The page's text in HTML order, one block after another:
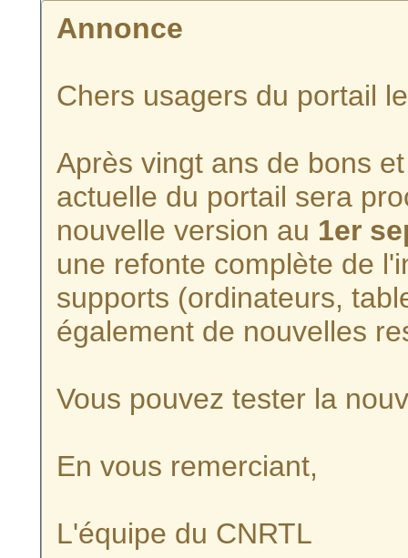
Annonce
Chers usagers du portail
Après vingt ans de bons
actuelle du portail sera
nouvelle version au 1er
une refonte complète de
supports (ordinateurs,
également de nouvelles
Vous pouvez tester la
En vous remerciant,
L'équipe du CNRTL